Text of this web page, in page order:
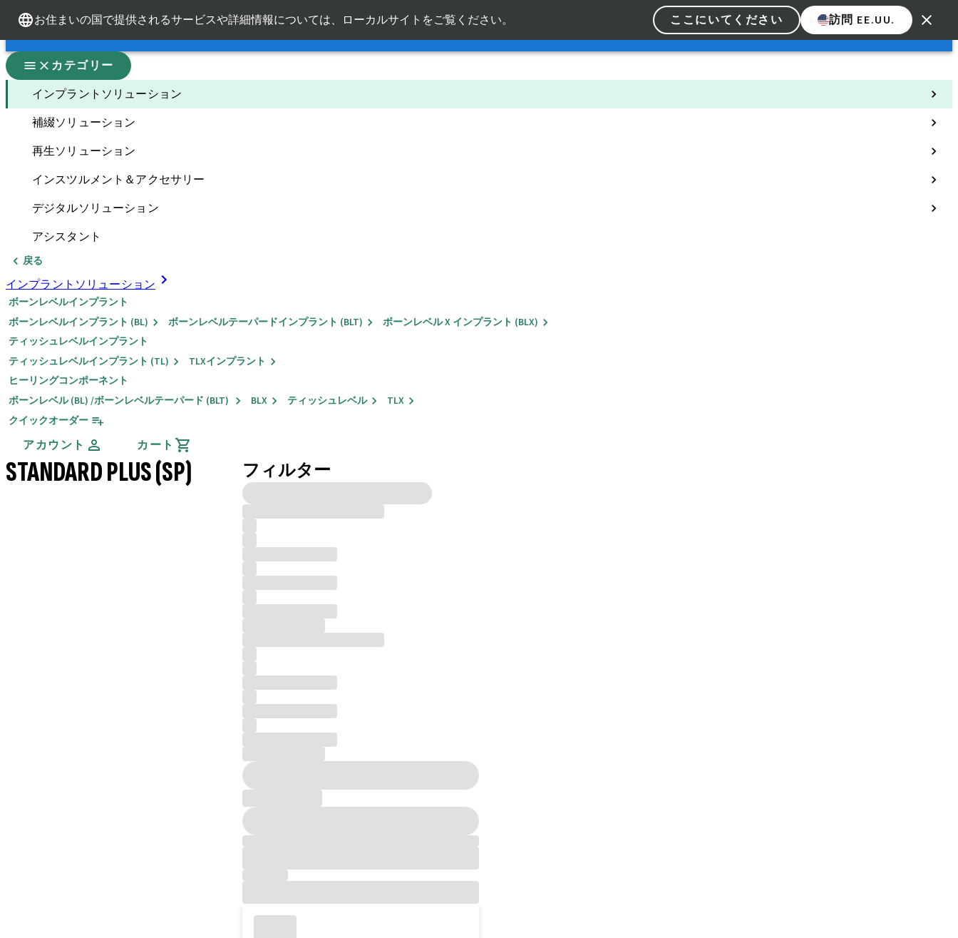
お住まいの国で提供されるサービスや詳細情報については、ローカルサイトをご覧ください。 ここにいてください 訪問 EE.UU.
ブランド紹介 ブランド紹介 クイックリンク ja_jp
カテゴリー
インプラントソリューション
補綴ソリューション
再生ソリューション
インスツルメント＆アクセサリー
デジタルソリューション
アシスタント
戻る
インプラントソリューション
ボーンレベルインプラント
ボーンレベルインプラント (BL)
ボーンレベルテーパードインプラント (BLT)
ボーンレベル X インプラント (BLX)
ティッシュレベルインプラント
ティッシュレベルインプラント (TL)
TLXインプラント
ヒーリングコンポーネント
ボーンレベル (BL) /ボーンレベルテーパード (BLT)
BLX ティッシュレベル
TLX
クイックオーダー
アカウント カート
STANDARD PLUS (SP) フィルター